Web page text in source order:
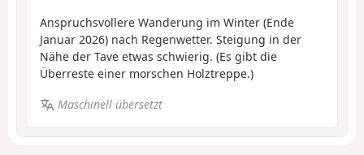
Anspruchsvollere Wanderung im Winter (Ende
Januar 2026) nach Regenwetter. Steigung in der
Nähe der Tave etwas schwierig. (Es gibt die
Überreste einer morschen Holztreppe.)
Maschinell übersetzt